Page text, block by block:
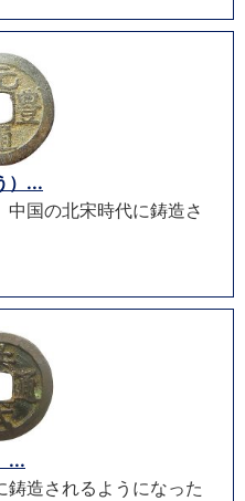
）...
国の北宋時代に鋳造さ
...
造されるようになった